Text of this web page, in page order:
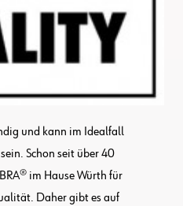
und kann im Idealfall
Schon seit über 40
im Hause Würth für
Daher gibt es auf